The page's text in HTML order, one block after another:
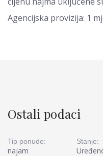
Agencijska provizija: 1
Ostali podaci
Tip ponude:
najam
Stanje: